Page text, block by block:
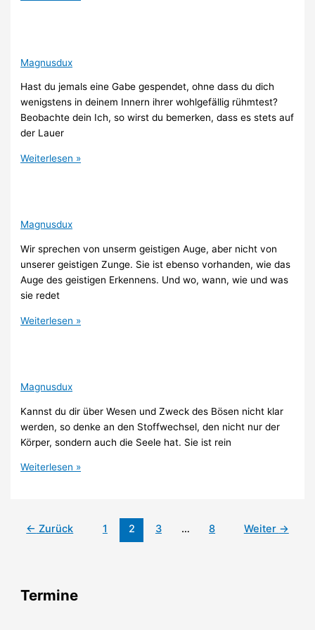
Magnusdux
Hast du jemals eine Gabe gespendet, ohne dass du dich
wenigstens in deinem Innern ihrer wohlgefällig rühmtest?
Beobachte dein Ich, so wirst du bemerken, dass es stets auf
der Lauer
Weiterlesen »
Magnusdux
Wir sprechen von unserm geistigen Auge, aber nicht von
unserer geistigen Zunge. Sie ist ebenso vorhanden, wie das
Auge des geistigen Erkennens. Und wo, wann, wie und was
sie redet
Weiterlesen »
Magnusdux
Kannst du dir über Wesen und Zweck des Bösen nicht klar
werden, so denke an den Stoffwechsel, den nicht nur der
Körper, sondern auch die Seele hat. Sie ist rein
Weiterlesen »
← Zurück 1 2 3 … 8 Weiter →
Termine